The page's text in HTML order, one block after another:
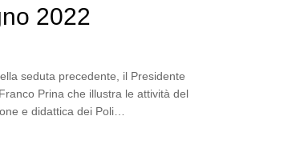
2022
seduta precedente, il Presidente
Prina che illustra le attività del
e didattica dei Poli…